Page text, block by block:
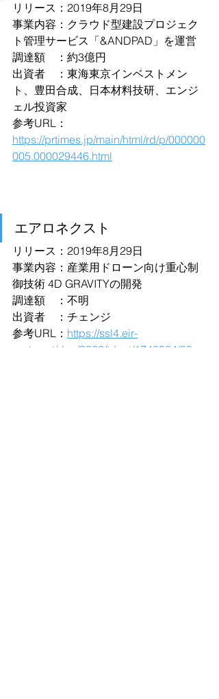
リリース：2019年8月29日
事業内容：クラウド型建設プロジェク
ト管理サービス「&ANDPAD」を運営
調達額　：約3億円
出資者　：東海東京インベストメン
ト、豊田合成、日本材料技研、エンジ
ェル投資家
参考URL：
https://prtimes.jp/main/html/rd/p/000000
005.000029446.html
エアロネクスト
リリース：2019年8月29日
事業内容：産業用ドローン向け重心制
御技術 4D GRAVITYの開発
調達額　：不明
出資者　：チェンジ
参考URL： https://ssl4.eir-
parts.net/doc/3962/tdnet/1748064/00.p